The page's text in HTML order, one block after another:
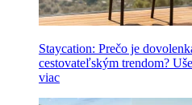
Staycation: Prečo je
cestovateľským trendom?
viac